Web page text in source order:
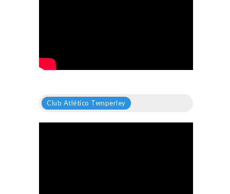
Club Atlético Temperley